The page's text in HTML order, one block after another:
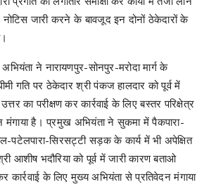
नोटिस जारी करने के बावजूद इन दोनों ठेकेदारों के
ने नारायणपुर-सोनपुर-मरोदा मार्ग के
गति पर ठेकेदार श्री पंकज हालदार को पूर्व में
का परीक्षण कर कार्रवाई के लिए बस्तर परिक्षेत्र
है। प्रमुख अभियंता ने सुकमा में पैकपारा-
पटेलपारा-सिरसट्टी सड़क के कार्य में भी अपेक्षित
आशीष भदौरिया को पूर्व में जारी कारण बताओ
कार्रवाई के लिए मुख्य अभियंता से प्रतिवेदन मंगाया